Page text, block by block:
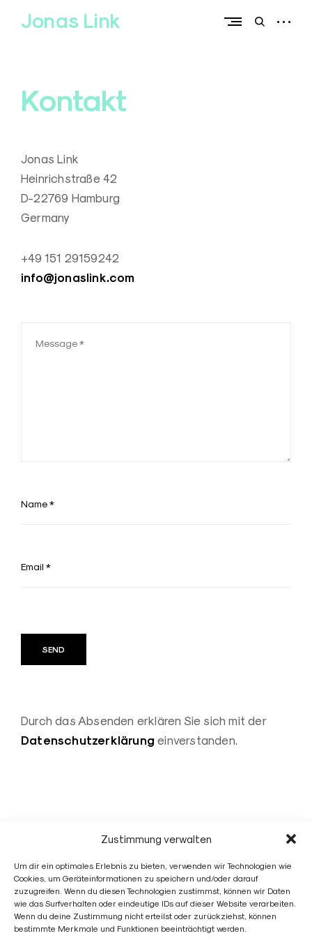
Zustimmung verwalten
Um dir ein optimales Erlebnis zu bieten, verwenden wir Technologien wie
Cookies, um Geräteinformationen zu speichern und/oder darauf
zuzugreifen. Wenn du diesen Technologien zustimmst, können wir Daten
wie das Surfverhalten oder eindeutige IDs auf dieser Website verarbeiten.
Wenn du deine Zustimmung nicht erteilst oder zurückziehst, können
bestimmte Merkmale und Funktionen beeinträchtigt werden.
contentJonas Link
openopen
Kontakt
Jonas Link
Heinrichstraße 42
D-22769 Hamburg
Germany
+49 151 29159242
info@jonaslink.com
Durch das Absenden erklären Sie sich mit der
Datenschutzerklärung einverstanden.
Jonas Link
Jonas Link
Heinrichstraße 42